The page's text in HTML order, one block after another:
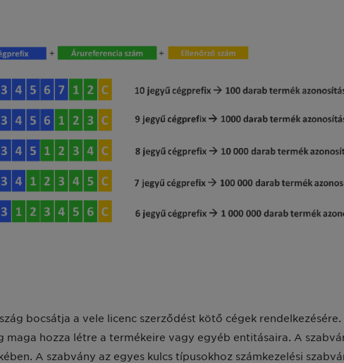
bocsátja a vele licenc szerződést kötő cégek
maga hozza létre a termékeire vagy egyéb entitásaira. A
A szabvány az egyes kulcs típusokhoz számkezelési